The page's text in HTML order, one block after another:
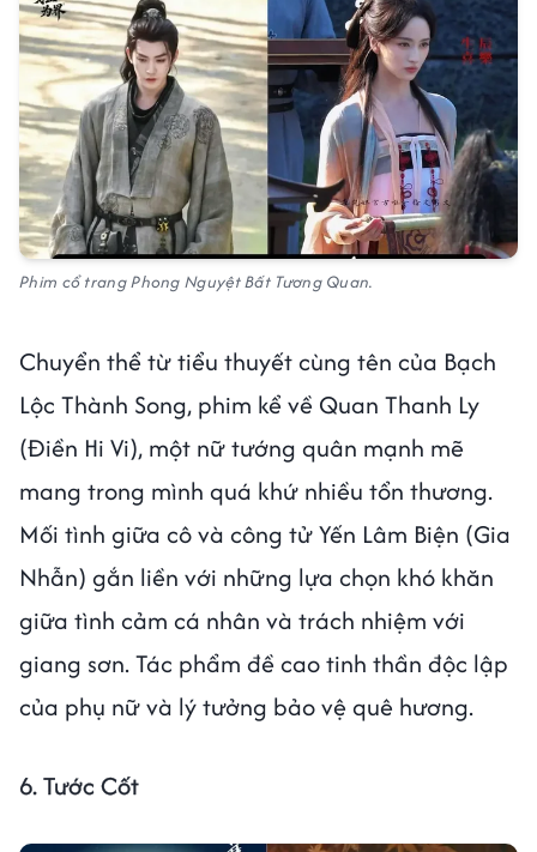
Phim cổ trang Phong Nguyệt Bất Tương Quan.
Chuyển thể từ tiểu thuyết cùng tên của Bạch
Lộc Thành Song, phim kể về Quan Thanh Ly
(Điền Hi Vi), một nữ tướng quân mạnh mẽ
mang trong mình quá khứ nhiều tổn thương.
Mối tình giữa cô và công tử Yến Lâm Biện (Gia
Nhẫn) gắn liền với những lựa chọn khó khăn
giữa tình cảm cá nhân và trách nhiệm với
giang sơn. Tác phẩm đề cao tinh thần độc lập
của phụ nữ và lý tưởng bảo vệ quê hương.
6. Tước Cốt